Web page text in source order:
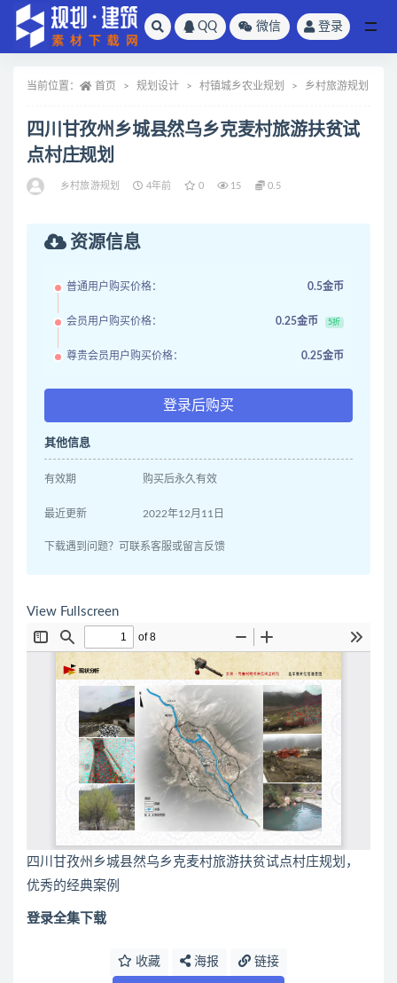
QQ 微信 登录
当前位置： 首页 规划设计 村镇城乡农业规划 乡村旅游规划
四川甘孜州乡城县然乌乡克麦村旅游扶贫试
点村庄规划
乡村旅游规划 4年前 0 15 0.5
资源信息
普通用户购买价格： 0.5金币
会员用户购买价格： 0.25金币 5折
尊贵会员用户购买价格： 0.25金币
登录后购买
其他信息
有效期 购买后永久有效
最近更新 2022年12月11日
下载遇到问题？可联系客服或留言反馈
View Fullscreen
四川甘孜州乡城县然乌乡克麦村旅游扶贫试点村庄规划，
优秀的经典案例
登录全集下载
收藏 海报 链接
全部